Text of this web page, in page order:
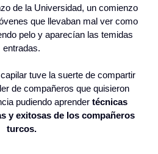
de la Universidad, un comienzo
que llevaban mal ver como
pelo y aparecían las temidas
entradas.
tuve la suerte de compartir
de compañeros que quisieron
pudiendo aprender técnicas
y exitosas de los compañeros
turcos.